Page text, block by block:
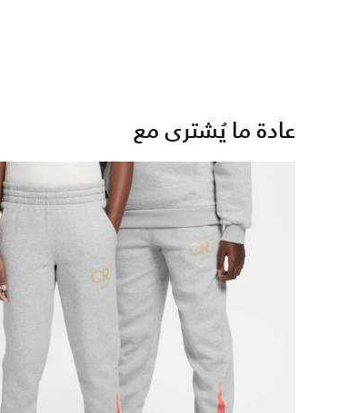
عادة ما يُشترى مع